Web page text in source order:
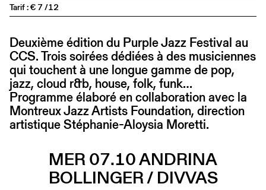
Tarif : € 7 /12
Deuxième édition du Purple Jazz Festival au
CCS. Trois soirées dédiées à des musiciennes
qui touchent à une longue gamme de pop,
jazz, cloud r&b, house, folk, funk…
Programme élaboré en collaboration avec la
Montreux Jazz Artists Foundation, direction
artistique Stéphanie-Aloysia Moretti.
MER 07.10 ANDRINA
BOLLINGER / DIVVAS